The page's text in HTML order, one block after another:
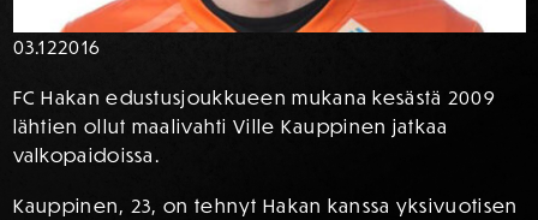
03.122016
FC Hakan edustusjoukkueen mukana kesästä 2009
lähtien ollut maalivahti Ville Kauppinen jatkaa
valkopaidoissa.
Kauppinen, 23, on tehnyt Hakan kanssa yksivuotisen